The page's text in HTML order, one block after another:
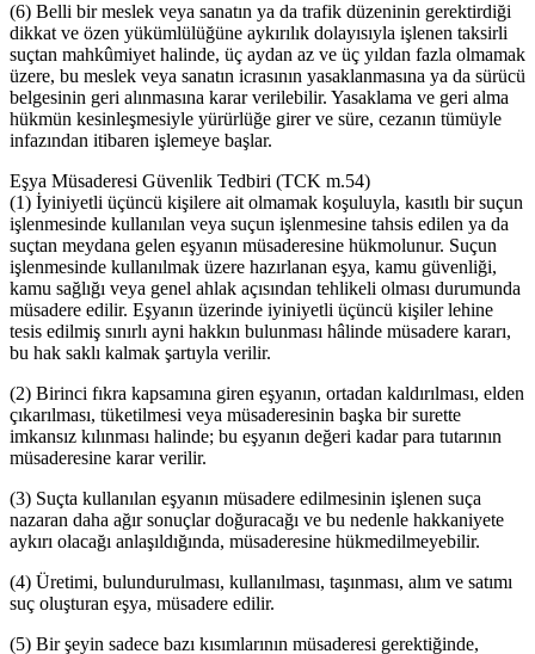
(6) Belli bir meslek veya sanatın ya da trafik düzeninin gerektirdiği
dikkat ve özen yükümlülüğüne aykırılık dolayısıyla işlenen taksirli
suçtan mahkûmiyet halinde, üç aydan az ve üç yıldan fazla olmamak
üzere, bu meslek veya sanatın icrasının yasaklanmasına ya da sürücü
belgesinin geri alınmasına karar verilebilir. Yasaklama ve geri alma
hükmün kesinleşmesiyle yürürlüğe girer ve süre, cezanın tümüyle
infazından itibaren işlemeye başlar.
Eşya Müsaderesi Güvenlik Tedbiri (TCK m.54)
(1) İyiniyetli üçüncü kişilere ait olmamak koşuluyla, kasıtlı bir suçun
işlenmesinde kullanılan veya suçun işlenmesine tahsis edilen ya da
suçtan meydana gelen eşyanın müsaderesine hükmolunur. Suçun
işlenmesinde kullanılmak üzere hazırlanan eşya, kamu güvenliği,
kamu sağlığı veya genel ahlak açısından tehlikeli olması durumunda
müsadere edilir. Eşyanın üzerinde iyiniyetli üçüncü kişiler lehine
tesis edilmiş sınırlı ayni hakkın bulunması hâlinde müsadere kararı,
bu hak saklı kalmak şartıyla verilir.
(2) Birinci fıkra kapsamına giren eşyanın, ortadan kaldırılması, elden
çıkarılması, tüketilmesi veya müsaderesinin başka bir surette
imkansız kılınması halinde; bu eşyanın değeri kadar para tutarının
müsaderesine karar verilir.
(3) Suçta kullanılan eşyanın müsadere edilmesinin işlenen suça
nazaran daha ağır sonuçlar doğuracağı ve bu nedenle hakkaniyete
aykırı olacağı anlaşıldığında, müsaderesine hükmedilmeyebilir.
(4) Üretimi, bulundurulması, kullanılması, taşınması, alım ve satımı
suç oluşturan eşya, müsadere edilir.
(5) Bir şeyin sadece bazı kısımlarının müsaderesi gerektiğinde,